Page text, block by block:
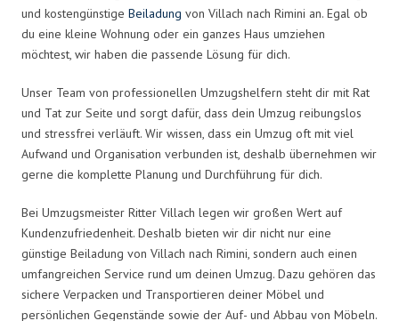
und kostengünstige Beiladung von Villach nach Rimini an. Egal ob
du eine kleine Wohnung oder ein ganzes Haus umziehen
möchtest, wir haben die passende Lösung für dich.
Unser Team von professionellen Umzugshelfern steht dir mit Rat
und Tat zur Seite und sorgt dafür, dass dein Umzug reibungslos
und stressfrei verläuft. Wir wissen, dass ein Umzug oft mit viel
Aufwand und Organisation verbunden ist, deshalb übernehmen wir
gerne die komplette Planung und Durchführung für dich.
Bei Umzugsmeister Ritter Villach legen wir großen Wert auf
Kundenzufriedenheit. Deshalb bieten wir dir nicht nur eine
günstige Beiladung von Villach nach Rimini, sondern auch einen
umfangreichen Service rund um deinen Umzug. Dazu gehören das
sichere Verpacken und Transportieren deiner Möbel und
persönlichen Gegenstände sowie der Auf- und Abbau von Möbeln.